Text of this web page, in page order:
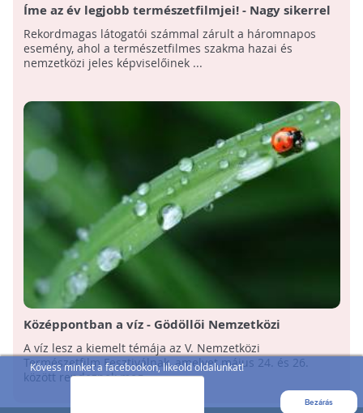
Kövess minket a facebookon, likeold oldalunkat!
Bezárás
Íme az év legjobb természetfilmjei! - Nagy sikerrel
zárult az V. gödöllői természetfilm fesztivál
Rekordmagas látogatói számmal zárult a háromnapos
esemény, ahol a természetfilmes szakma hazai és
nemzetközi jeles képviselőinek ...
Középpontban a víz - Gödöllői Nemzetközi
Természetfilm Fesztivál
A víz lesz a kiemelt témája az V. Nemzetközi
Természetfilm Fesztiválnak, amelyet május 24. és 26.
között rendeznek meg ...